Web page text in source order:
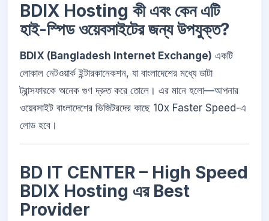
BDIX Hosting কী এবং কেন এটি
হাই-স্পিড ওয়েবসাইটের জন্য উপযুক্ত?
BDIX (Bangladesh Internet Exchange) একটি
লোকাল নেটওয়ার্ক ইন্টারকানেকশন, যা বাংলাদেশের মধ্যে ডাটা
ট্রান্সফারকে অনেক গুণ দ্রুত করে তোলে। এর মানে হলো—আপনার
ওয়েবসাইট বাংলাদেশের ভিজিটরদের কাছে 10x Faster Speed-এ
লোড হবে।
BD IT CENTER – High Speed
BDIX Hosting এর Best
Provider